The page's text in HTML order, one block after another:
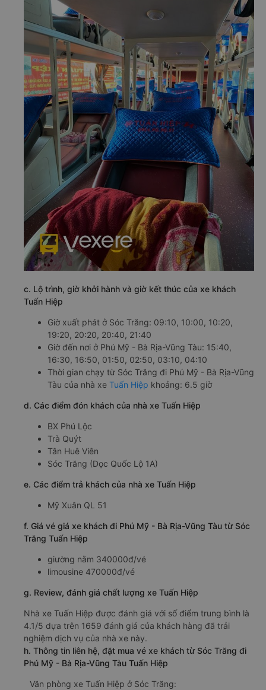
c. Lộ trình, giờ khởi hành và giờ kết thúc của xe khách
Tuấn Hiệp
Giờ xuất phát ở Sóc Trăng: 09:10, 10:00, 10:20,
19:20, 20:20, 20:40, 21:40
Giờ đến nơi ở Phú Mỹ - Bà Rịa-Vũng Tàu: 15:40,
16:30, 16:50, 01:50, 02:50, 03:10, 04:10
Thời gian chạy từ Sóc Trăng đi Phú Mỹ - Bà Rịa-Vũng
Tàu của nhà xe Tuấn Hiệp khoảng: 6.5 giờ
d. Các điểm đón khách của nhà xe Tuấn Hiệp
BX Phú Lộc
Trà Quýt
Tân Huê Viên
Sóc Trăng (Dọc Quốc Lộ 1A)
e. Các điểm trả khách của nhà xe Tuấn Hiệp
Mỹ Xuân QL 51
f. Giá vé giá xe khách đi Phú Mỹ - Bà Rịa-Vũng Tàu từ Sóc
Trăng Tuấn Hiệp
giường nằm 340000đ/vé
limousine 470000đ/vé
g. Review, đánh giá chất lượng xe Tuấn Hiệp
Nhà xe Tuấn Hiệp được đánh giá với số điểm trung bình là
4.1/5 dựa trên 1659 đánh giá của khách hàng đã trải
nghiệm dịch vụ của nhà xe này.
h. Thông tin liên hệ, đặt mua vé xe khách từ Sóc Trăng đi
Phú Mỹ - Bà Rịa-Vũng Tàu Tuấn Hiệp
Văn phòng xe Tuấn Hiệp ở Sóc Trăng: